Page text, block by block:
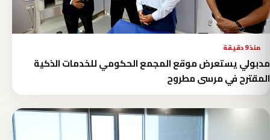
منذ 9 دقيقة
مدبولي يستعرض موقع المجمع الحكومي للخدمات الذكية
المقترح في مرسى مطروح